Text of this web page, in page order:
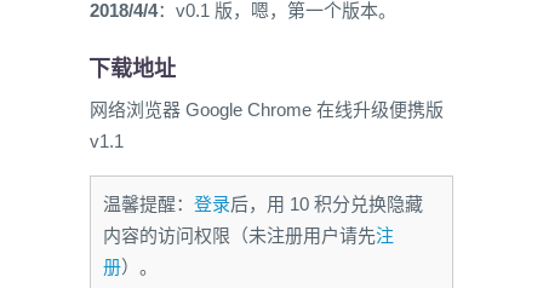
2018/4/4：v0.1 版，嗯，第一个版本。
下载地址
网络浏览器 Google Chrome 在线升级便携版
v1.1
温馨提醒： 登录后，用 10 积分兑换隐藏
内容的访问权限（未注册用户请先注
册）。